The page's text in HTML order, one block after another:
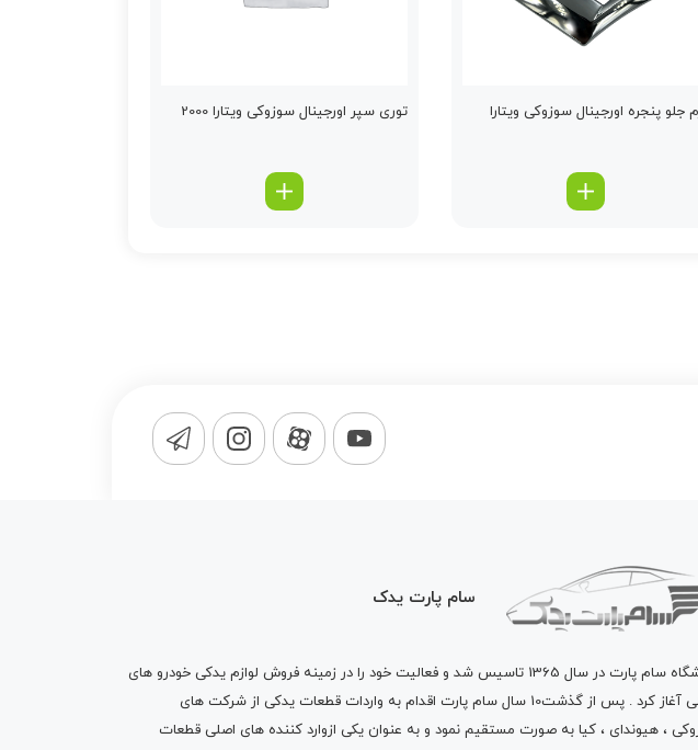
جلو پنجره اورجینال سوزوکی ویتارا توری سپر اورجینال سوزوکی ویتارا 2000
سام پارت یدک
سام پارت
در سال 1365 تاسیس شد و فعالیت خود را در زمینه فروش لوازم یدکی خودرو های
داخلی آغاز کرد . پس از گذشت10 سال سام پارت اقدام به واردات قطعات یدکی از شرکت های
، هیوندای ، کیا به صورت مستقیم نمود و به عنوان یکی ازوارد کننده های اصلی قطعات